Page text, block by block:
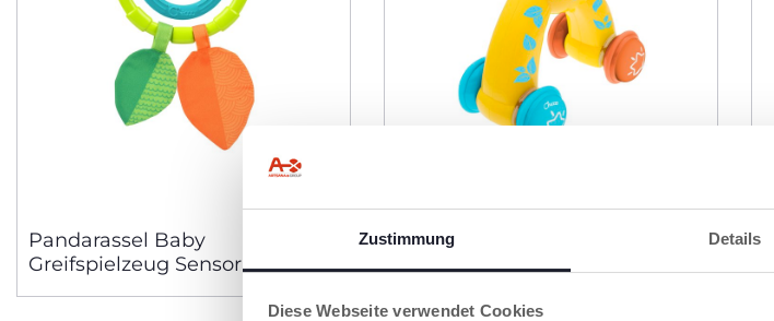
Zustimmung Details
Diese Webseite verwendet Cookies
Pandarassel Baby
Greifspielzeug Sensorik
Giraffe Drücke und Los